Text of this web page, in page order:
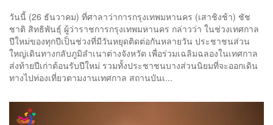
วันนี้ (26 ธันวาคม) ที่ศาลาว่าการกรุงเทพมหานคร (เสาชิงช้า) ชัช
ชาติ สิทธิพันธุ์ ผู้ว่าราชการกรุงเทพมหานคร กล่าวว่า ในช่วงเทศกาล
ปีใหม่ของทุกปีเป็นช่วงที่มีวันหยุดติดต่อกันหลายวัน ประชาชนส่วน
ใหญ่เดินทางกลับภูมิลำเนาต่างจังหวัด เพื่อร่วมเฉลิมฉลองในเทศกาล
ส่งท้ายปีเก่าต้อนรับปีใหม่ รวมทั้งประชาชนบางส่วนนิยมที่จะออกเดิน
ทางไปท่องเที่ยวตามงานเทศกาล สถานบันเ...